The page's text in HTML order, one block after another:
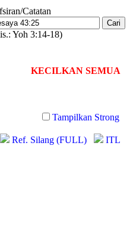
Catatan
Yoh 3:14-18)
KECILKAN SEMUA
Tampilkan Strong
Ref. Silang (FULL) ITL